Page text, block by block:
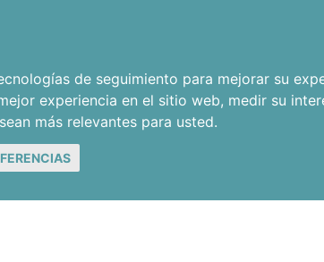
de seguimiento para mejorar su
experiencia en el sitio web, medir su
más relevantes para usted.